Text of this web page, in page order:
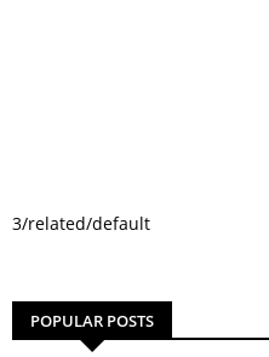
3/related/default
POPULAR POSTS